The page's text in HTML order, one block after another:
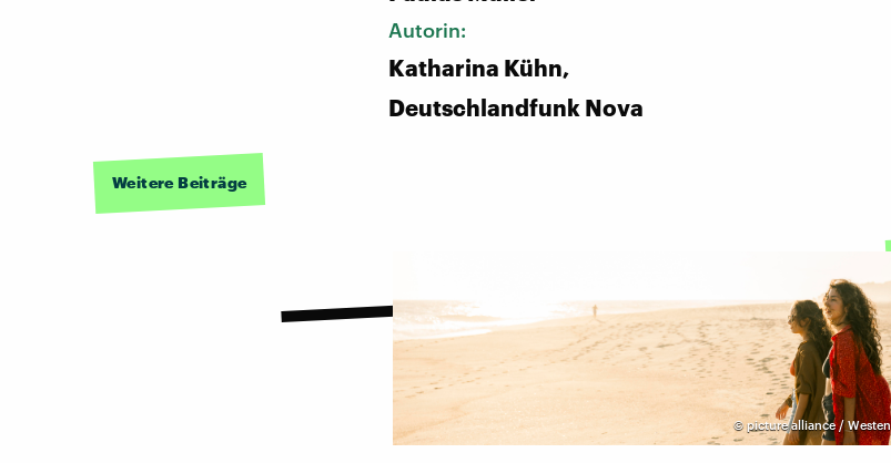
Autorin:
Katharina Kühn,
Deutschlandfunk Nova
Weitere Beiträge
© picture alliance /